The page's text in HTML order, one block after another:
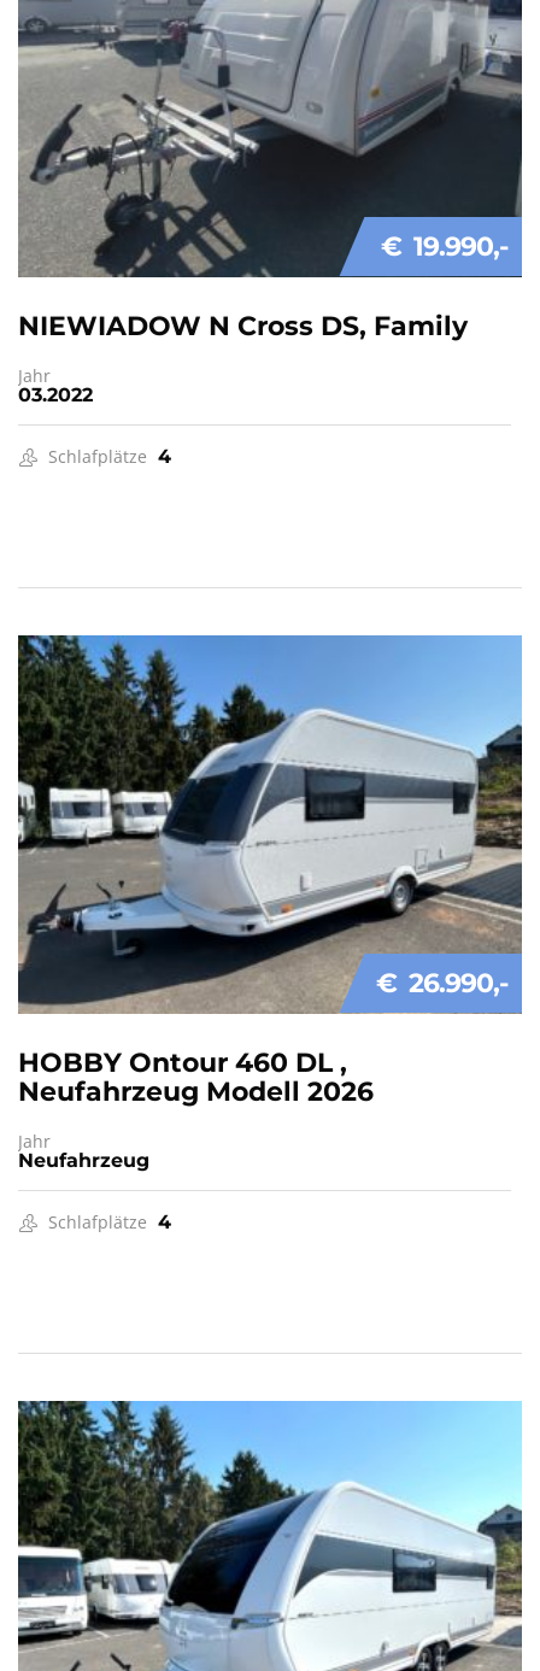
€ 19.990
NIEWIADOW N Cross DS, Family
Jahr
03.2022
Schlafplätze 4
€ 26.990
HOBBY Ontour 460 DL ,
Neufahrzeug Modell 2026
Jahr
Neufahrzeug
Schlafplätze 4